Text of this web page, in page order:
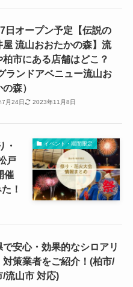
日オープン予定【伝説の
屋 流山おおたかの森】流
柏市にある店舗はどこ？
ランドアベニュー流山お
森）
7月24日 2023年11月8日
イベント・期間限定
・
戸
催
！
で安心・効果的なシロアリ
対策業者をご紹介！(柏市/
/流山市 対応)